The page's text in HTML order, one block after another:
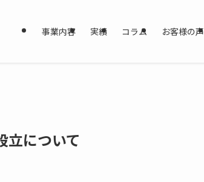
事業内容 実績 コラム お客様の声
立について